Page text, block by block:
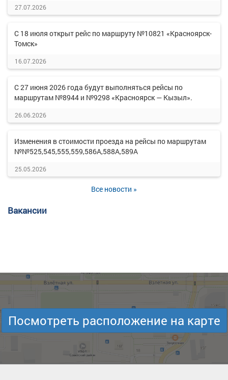
27.07.2026
С 18 июля открыт рейс по маршруту №10821 «Красноярск-
Томск»
16.07.2026
С 27 июня 2026 года будут выполняться рейсы по
маршрутам №8944 и №9298 «Красноярск — Кызыл».
26.06.2026
Изменения в стоимости проезда на рейсы по маршрутам
№№525,545,555,559,586А,588А,589А
25.05.2026
Все новости »
Вакансии
Посмотреть расположение на карте